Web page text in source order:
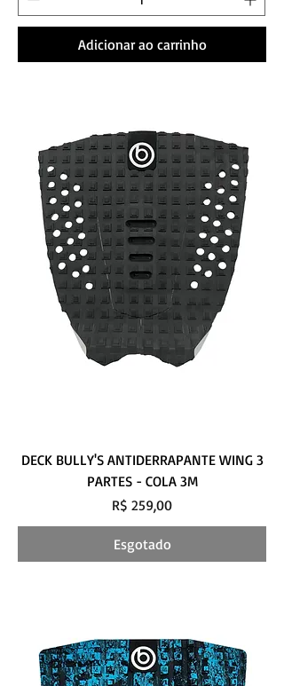
Adicionar ao carrinho
DECK BULLY'S ANTIDERRAPANTE WING 3
PARTES - COLA 3M
Preço
R$ 259,00
Esgotado